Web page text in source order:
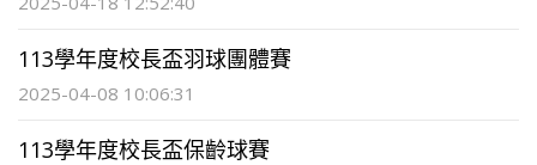
113學年度校長盃羽球團體賽
2025-04-08 10:06:31
113學年度校長盃保齡球賽